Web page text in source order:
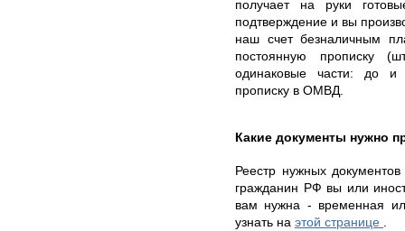
получает на руки
подтверждение и вы
наш счет безналичным
постоянную прописку
одинаковые части: до и
прописку в ОМВД.
Какие документы нужно
Реестр нужных документов
гражданин РФ вы или
вам нужна - временная
узнать на этой странице .